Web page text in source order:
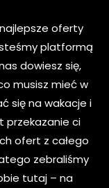
oferty
platformą
dowiesz się,
musisz mieć w
się na wakacje i
przekazanie ci
ofert z całego
zebraliśmy
tutaj – na